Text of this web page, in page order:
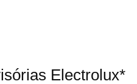
Electrolux*